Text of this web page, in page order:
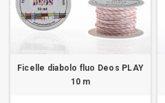
Ficelle diabolo fluo Deos PLAY
10 m